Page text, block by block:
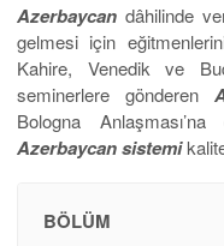
Azerbaycan dâhilinde
gelmesi için
Kahire, Venedik ve
seminerlere gönderen
Bologna
Azerbaycan sistemi
BÖLÜM